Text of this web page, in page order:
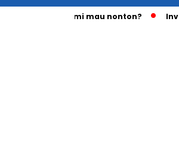
Sukabumi mau nonton? Investasi